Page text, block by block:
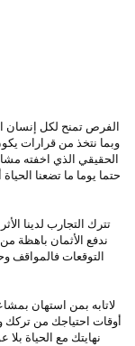
الفرص تمنح لكل إنسان
وبما نتخذ من قرارات
الحقيقي الذي اخفته
حتما يوما ما تضعنا
تترك التجارب لدينا
ندفع الأثمان باهظة
التوقعات فالمواقف
لاتابه بمن استهان
أوقات احتياجك من تركك
نهايتك مع الحياة